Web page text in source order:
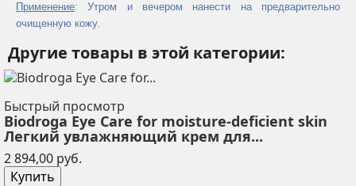
Применение: Утром и вечером нанести на предварительно
очищенную кожу.
Другие товары в этой категории:
Быстрый просмотр
Biodroga Eye Care for moisture-deficient skin
Легкий увлажняющий крем для...
2 894,00 руб.
Купить